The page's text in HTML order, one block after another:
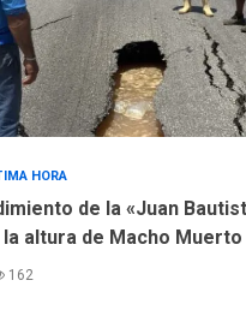
HORA
de la «Juan
altura de Macho Muerto
162